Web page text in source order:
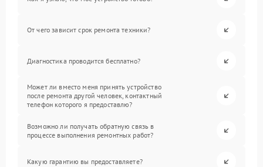
От чего зависит срок ремонта техники?
Диагностика проводится бесплатно?
Может ли вместо меня принять устройство
после ремонта другой человек, контактный
телефон которого я предоставлю?
Возможно ли получать обратную связь в
процессе выполнения ремонтных работ?
Какую гарантию вы предоставляете?